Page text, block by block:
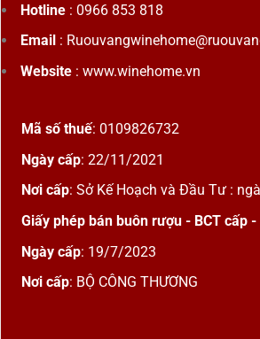
Hotline: 0966 853 818
Email :
Website: www.winehome.vn
Mã số thuế: 0109826732
Ngày cấp: 22/11/2021
Nơi cấp: Sở Kế Hoạch và Đầu Tư :
Giấy phép bán buôn rượu - BCT cấp
Ngày cấp: 19/7/2023
Nơi cấp: BỘ CÔNG THƯƠNG